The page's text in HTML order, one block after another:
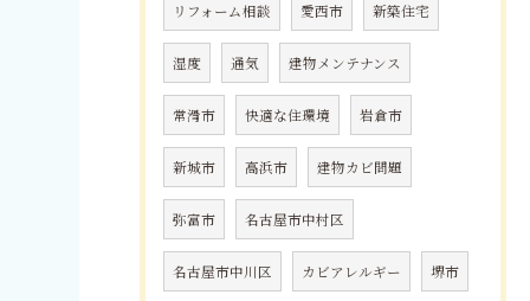
リフォーム相談 愛西市 新築住宅
湿度 通気 建物メンテナンス
常滑市 快適な住環境 岩倉市
新城市 高浜市 建物カビ問題
弥富市 名古屋市中村区
名古屋市中川区 カビアレルギー 堺市